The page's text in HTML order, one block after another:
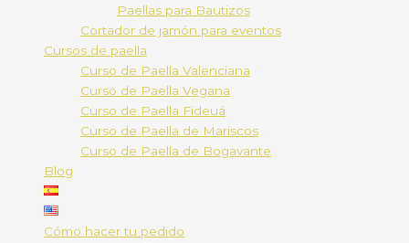
Paellas para Bautizos
Cortador de jamón para eventos
Cursos de paella
Curso de Paella Valenciana
Curso de Paella Vegana
Curso de Paella Fideuá
Curso de Paella de Mariscos
Curso de Paella de Bogavante
Blog
Cómo hacer tu pedido